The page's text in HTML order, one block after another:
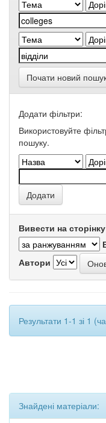
Почати новий
Додати фільтри:
Використовуйте
пошуку.
Вивести на сторінку
Автори
Результати 1-1 зі 1
Знайдені матеріали: